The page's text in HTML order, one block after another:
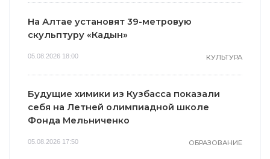
На Алтае установят 39-метровую
скульптуру «Кадын»
05.08.2026 18:00 КУЛЬТУРА
Будущие химики из Кузбасса показали
себя на Летней олимпиадной школе
Фонда Мельниченко
05.08.2026 17:50 ОБРАЗОВАНИЕ